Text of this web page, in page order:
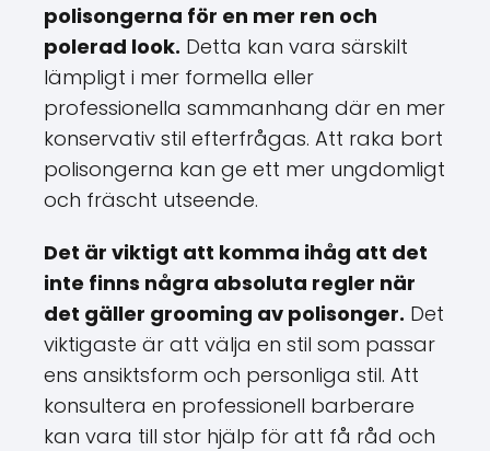
polisongerna för en mer ren och
polerad look. Detta kan vara särskilt
lämpligt i mer formella eller
professionella sammanhang där en mer
konservativ stil efterfrågas. Att raka bort
polisongerna kan ge ett mer ungdomligt
och fräscht utseende.
Det är viktigt att komma ihåg att det
inte finns några absoluta regler när
det gäller grooming av polisonger. Det
viktigaste är att välja en stil som passar
ens ansiktsform och personliga stil. Att
konsultera en professionell barberare
kan vara till stor hjälp för att få råd och